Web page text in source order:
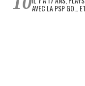
AVEC LA PSP GO…